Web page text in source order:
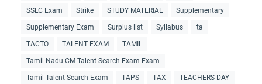
SSLC Exam Strike STUDY MATERIAL Supplementary
Supplementary Exam Surplus list Syllabus ta
TACTO TALENT EXAM TAMIL
Tamil Nadu CM Talent Search Exam Exam
Tamil Talent Search Exam TAPS TAX TEACHERS DAY